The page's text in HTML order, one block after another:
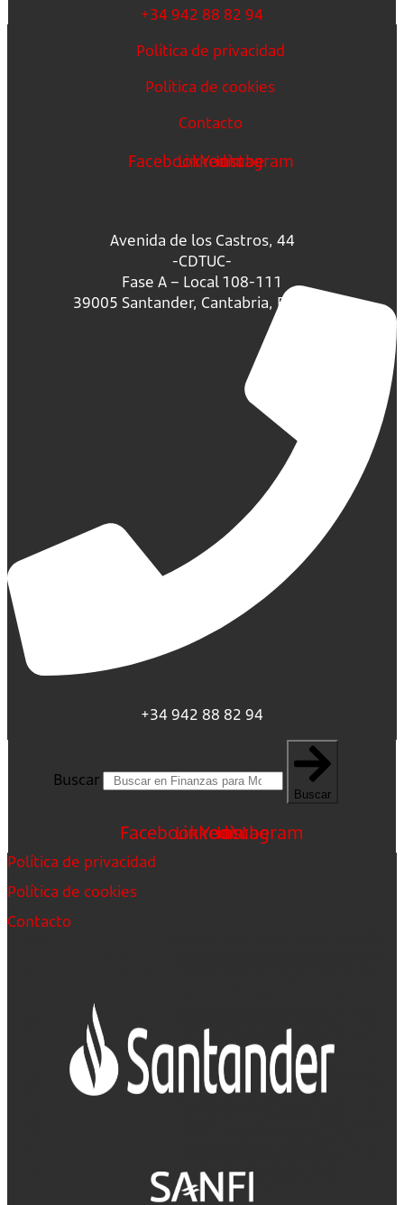
+34 942 88 82 94
Política de privacidad
Política de cookies
Contacto
FacebookLinkedin
Youtube
Instagram
Avenida de los Castros, 44
-CDTUC-
Fase A – Local 108-111
39005 Santander, Cantabria, España.
+34 942 88 82 94
Buscar
Buscar
FacebookLinkedin
Youtube
Instagram
Política de privacidad
Política de cookies
Contacto